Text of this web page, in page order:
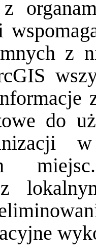
z
do